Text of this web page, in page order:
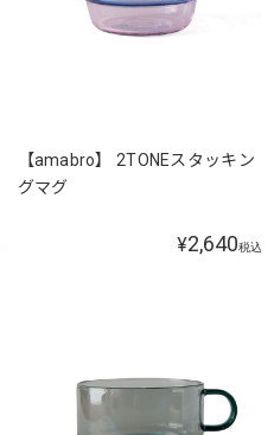
【amabro】 2TONEスタッキン
グマグ
¥2,640税込